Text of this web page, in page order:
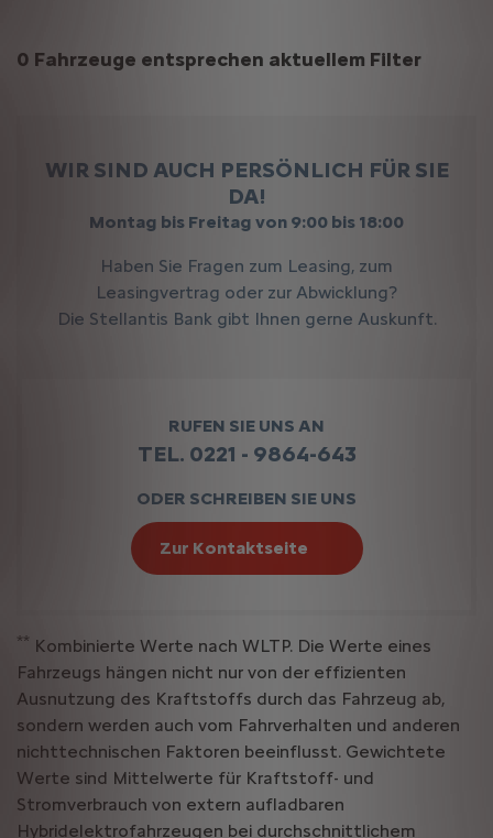
Suchergebnisse
0 Fahrzeuge entsprechen aktuellem Filter
WIR SIND AUCH PERSÖNLICH FÜR SIE
DA!
Montag bis Freitag von 9:00 bis 18:00
Haben Sie Fragen zum Leasing, zum
Leasingvertrag oder zur Abwicklung?
Die Stellantis Bank gibt Ihnen gerne Auskunft.
RUFEN SIE UNS AN
TEL. 0221 - 9864-643
ODER SCHREIBEN SIE UNS
Zur Kontaktseite
** Kombinierte Werte nach WLTP. Die Werte eines
Fahrzeugs hängen nicht nur von der effizienten
Ausnutzung des Kraftstoffs durch das Fahrzeug ab,
sondern werden auch vom Fahrverhalten und anderen
nichttechnischen Faktoren beeinflusst. Gewichtete
Werte sind Mittelwerte für Kraftstoff- und
Stromverbrauch von extern aufladbaren
Hybridelektrofahrzeugen bei durchschnittlichem